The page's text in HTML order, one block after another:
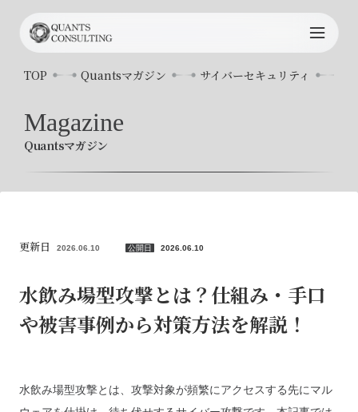
TOP
Quants について
サービス内容
コンサルタント
お知らせ
Quantsマガジン
TOP Quantsマガジン サイバーセキュリティ
Magazine
Quantsマガジン
更新日 2026.06.10 公開日 2026.06.10
水飲み場型攻撃とは？仕組み・手口
や被害事例から対策方法を解説！
水飲み場型攻撃とは、攻撃対象が頻繁にアクセスする先にマル